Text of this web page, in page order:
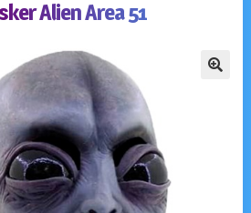
Alien Area 51